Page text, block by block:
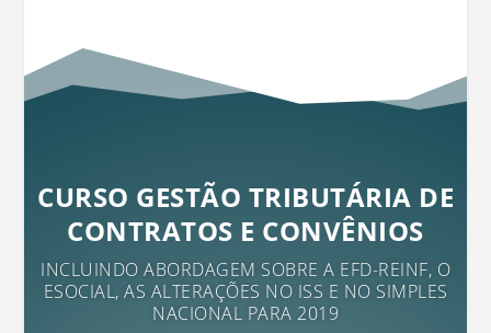
CURSO GESTÃO TRIBUTÁRIA DE
CONTRATOS E CONVÊNIOS
INCLUINDO ABORDAGEM SOBRE A EFD-REINF, O
ESOCIAL, AS ALTERAÇÕES NO ISS E NO SIMPLES
NACIONAL PARA 2019